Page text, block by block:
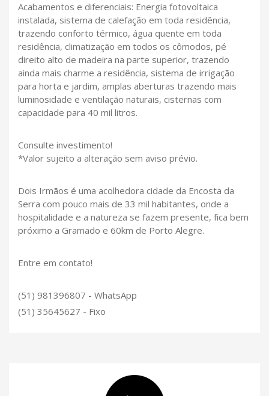
Acabamentos e diferenciais: Energia fotovoltaica
instalada, sistema de calefação em toda residência,
trazendo conforto térmico, água quente em toda
residência, climatização em todos os cômodos, pé
direito alto de madeira na parte superior, trazendo
ainda mais charme a residência, sistema de irrigação
para horta e jardim, amplas aberturas trazendo mais
luminosidade e ventilação naturais, cisternas com
capacidade para 40 mil litros.
Consulte investimento!
*Valor sujeito a alteração sem aviso prévio.
Dois Irmãos é uma acolhedora cidade da Encosta da
Serra com pouco mais de 33 mil habitantes, onde a
hospitalidade e a natureza se fazem presente, fica bem
próximo a Gramado e 60km de Porto Alegre.
Entre em contato!
(51) 981396807 - WhatsApp
(51) 35645627 - Fixo